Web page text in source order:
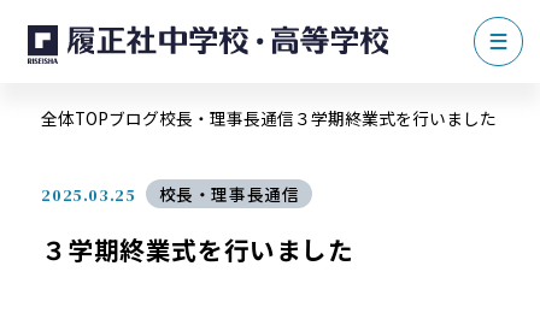
全体TOPブログ校長・理事長通信 ３学期終業式を行いました
2025.03.25 校長・理事長通信
３学期終業式を行いました